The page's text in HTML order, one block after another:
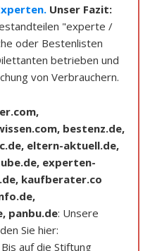
Unser Fazit:
"experte /
oder Bestenlisten
betrieben und
von Verbrauchern.
bestenz.de,
eltern-aktuell.de,
experten-
kaufberater.co
panbu.de: Unsere
Sie hier:
Bis auf die Stiftung